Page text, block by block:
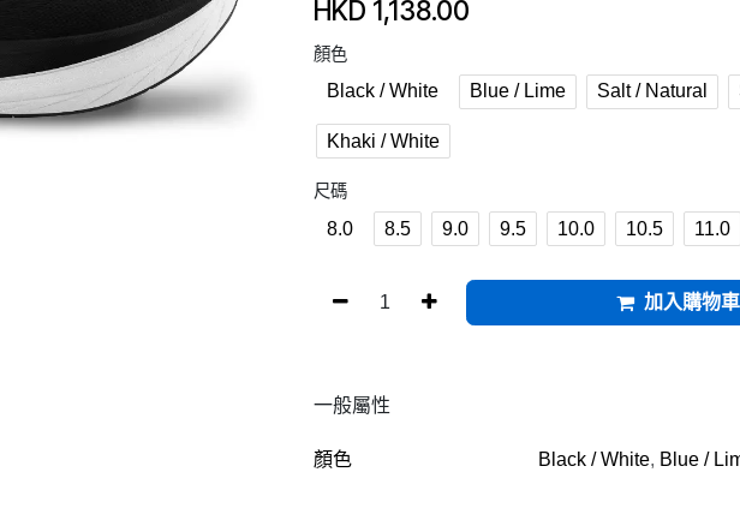
HKD 1,138.00
顏色
Black / White Blue / Lime Salt / Natural
Khaki / White
尺碼
8.0 8.5 9.0 9.5 10.0 10.5 11.0
加入購物車
一般屬性
顏色 Black / White, Blue /